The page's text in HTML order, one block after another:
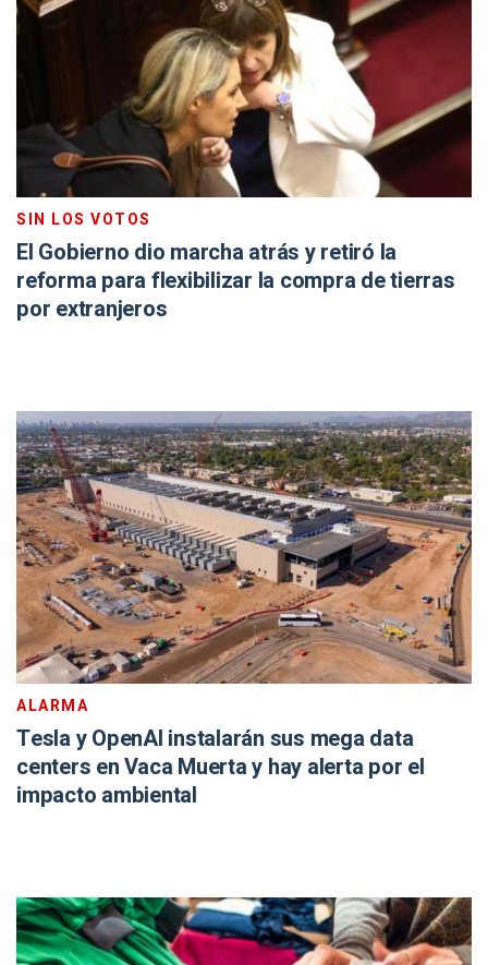
SIN LOS VOTOS
El Gobierno dio marcha atrás y retiró la
reforma para flexibilizar la compra de tierras
por extranjeros
ALARMA
Tesla y OpenAI instalarán sus mega data
centers en Vaca Muerta y hay alerta por el
impacto ambiental